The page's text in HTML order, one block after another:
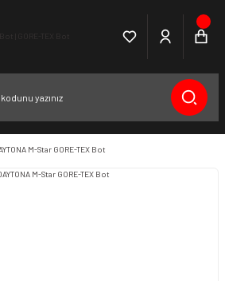
M-Star GORE-TEX Bot